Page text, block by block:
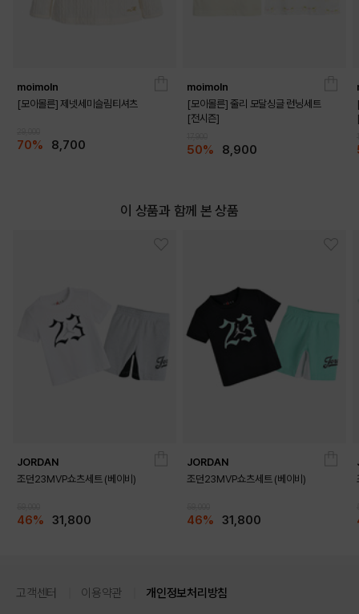
moimoln
[모이몰른] 제넷세미슬림티셔츠
70% 8,700
moimoln
[모이몰른] 줄리 모달싱글 런닝세트
[전시즌]
50% 8,900
이 상품과 함께 본 상품
JORDAN
조던23MVP쇼츠세트 (베이비)
46% 31,800
JORDAN
조던23MVP쇼츠세트 (베이비)
46% 31,800
고객센터 이용약관 개인정보처리방침